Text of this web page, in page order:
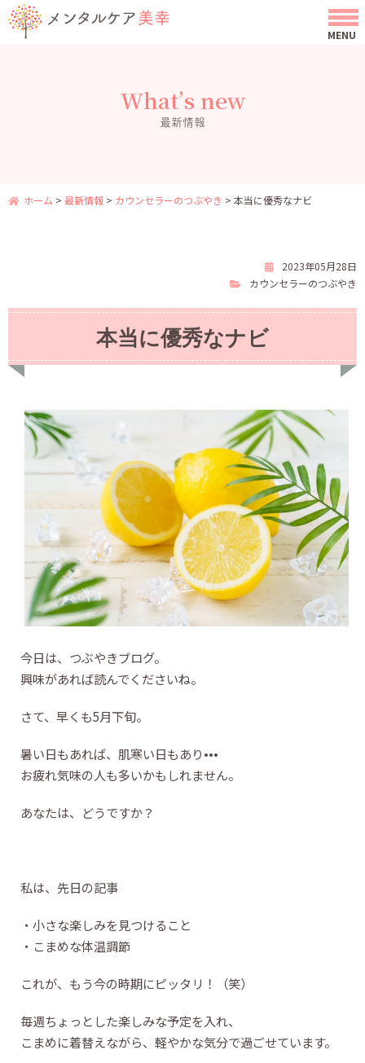
What’s new
最新情報
ホーム > 最新情報 > カウンセラーのつぶやき > 本当に優秀なナビ
2023年05月28日
カウンセラーのつぶやき
本当に優秀なナビ
今日は、つぶやきブログ。
興味があれば読んでくださいね。
さて、早くも5月下旬。
暑い日もあれば、肌寒い日もあり•••
お疲れ気味の人も多いかもしれません。
あなたは、どうですか？
私は、先日の記事
・小さな楽しみを見つけること
・こまめな体温調節
これが、もう今の時期にピッタリ！（笑）
毎週ちょっとした楽しみな予定を入れ、
こまめに着替えながら、軽やかな気分で過ごせています。